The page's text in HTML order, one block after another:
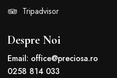
Tripadvisor
Despre Noi
Email: office@preciosa.ro
0258 814 033